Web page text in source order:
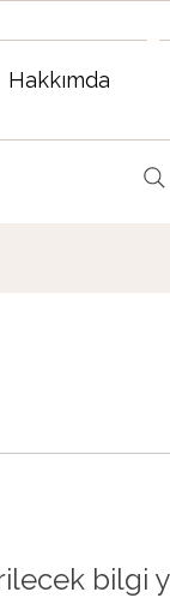
Hakkımda
bilgi